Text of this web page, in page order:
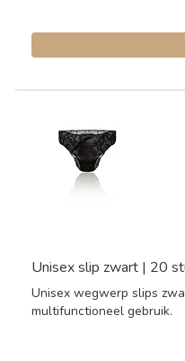
Unisex slip zwart | 20
Unisex wegwerp slips
multifunctioneel gebruik.